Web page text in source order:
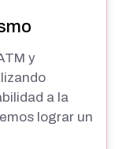
y
a la
lograr un